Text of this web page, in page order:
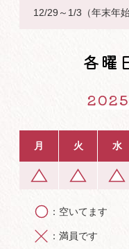
12/29～1/3（年末年始
各曜
2025
月 火 水
空いてます
満員です